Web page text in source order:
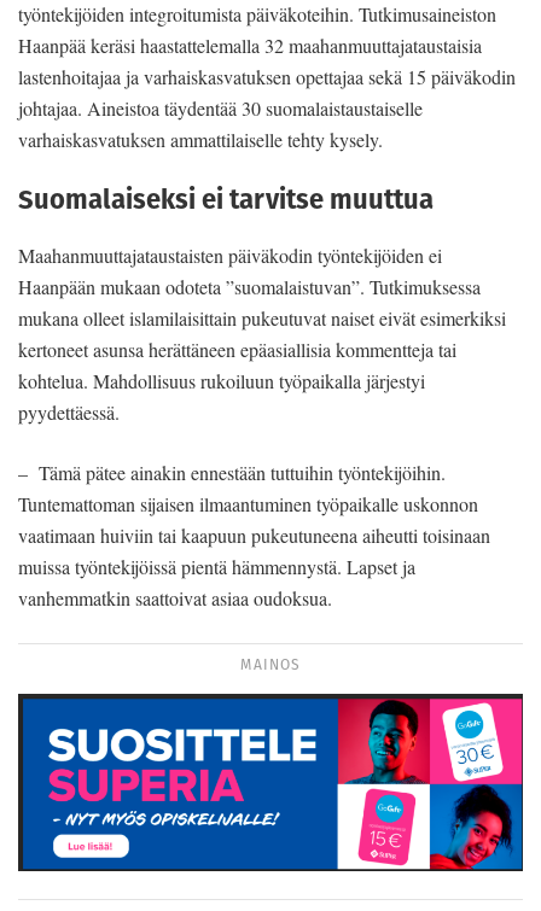
työntekijöiden integroitumista päiväkoteihin. Tutkimusaineiston
Haanpää keräsi haastattelemalla 32 maahanmuuttajataustaisia
lastenhoitajaa ja varhaiskasvatuksen opettajaa sekä 15 päiväkodin
johtajaa. Aineistoa täydentää 30 suomalaistaustaiselle
varhaiskasvatuksen ammattilaiselle tehty kysely.
Suomalaiseksi ei tarvitse muuttua
Maahanmuuttajataustaisten päiväkodin työntekijöiden ei
Haanpään mukaan odoteta ”suomalaistuvan”. Tutkimuksessa
mukana olleet islamilaisittain pukeutuvat naiset eivät esimerkiksi
kertoneet asunsa herättäneen epäasiallisia kommentteja tai
kohtelua. Mahdollisuus rukoiluun työpaikalla järjestyi
pyydettäessä.
– Tämä pätee ainakin ennestään tuttuihin työntekijöihin.
Tuntemattoman sijaisen ilmaantuminen työpaikalle uskonnon
vaatimaan huiviin tai kaapuun pukeutuneena aiheutti toisinaan
muissa työntekijöissä pientä hämmennystä. Lapset ja
vanhemmatkin saattoivat asiaa oudoksua.
MAINOS